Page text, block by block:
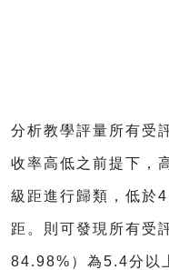
分析教學評量所有受
收率高低之前提下，
級距進行歸類，低於
距。則可發現所有受
84.98% ）為5.4分以